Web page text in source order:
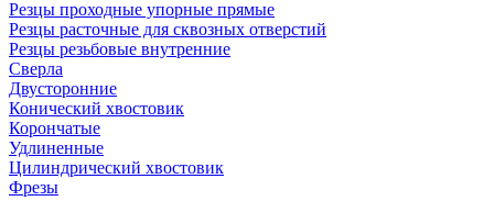
Резцы проходные упорные прямые
Резцы расточные для сквозных отверстий
Резцы резьбовые внутренние
Сверла
Двусторонние
Конический хвостовик
Корончатые
Удлиненные
Цилиндрический хвостовик
Фрезы